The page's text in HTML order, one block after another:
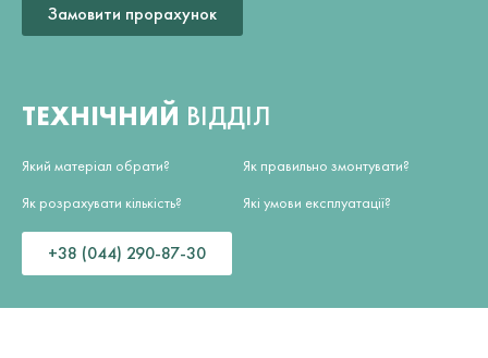
Замовити прорахунок
ТЕХНІЧНИЙ ВІДДІЛ
Який матеріал обрати?
Як розрахувати кількість?
Як правильно змонтувати?
Які умови експлуатації?
+38 (044) 290-87-30